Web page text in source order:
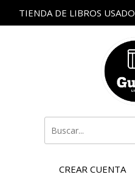
TIENDA DE LIBROS
CREAR CUENTA